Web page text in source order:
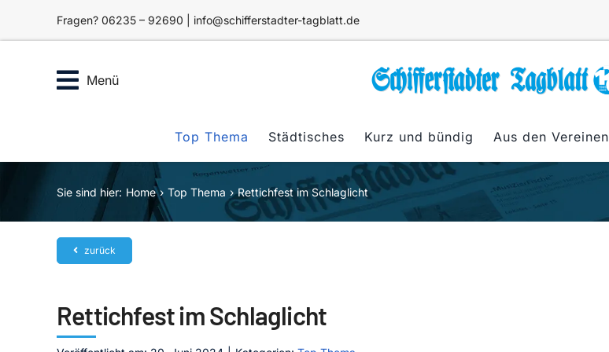
Fragen? 06235 – 92690 | info@schifferstadter-tagblatt.de
Menü
Top Thema Städtisches Kurz und bündig Aus den Vereinen
Sie sind hier: Home Top Thema Rettichfest im Schlaglicht
zurück
Rettichfest im Schlaglicht